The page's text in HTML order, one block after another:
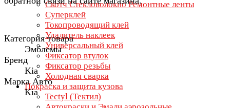
Скотч Стекловолокно Ремонтные ленты
Суперклей
Токопроводящий клей
Удалитель наклеек
Универсальный клей
Фиксатор втулок
Фиксатор резьбы
Холодная сварка
Покраска и защита кузова
Tectyl (Тектил)
Категория товара
Эмблемы
Бренд
Kia
Марка Авто
Kia